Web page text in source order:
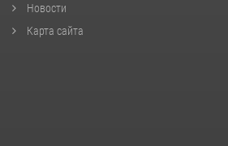
Новости
Карта сайта